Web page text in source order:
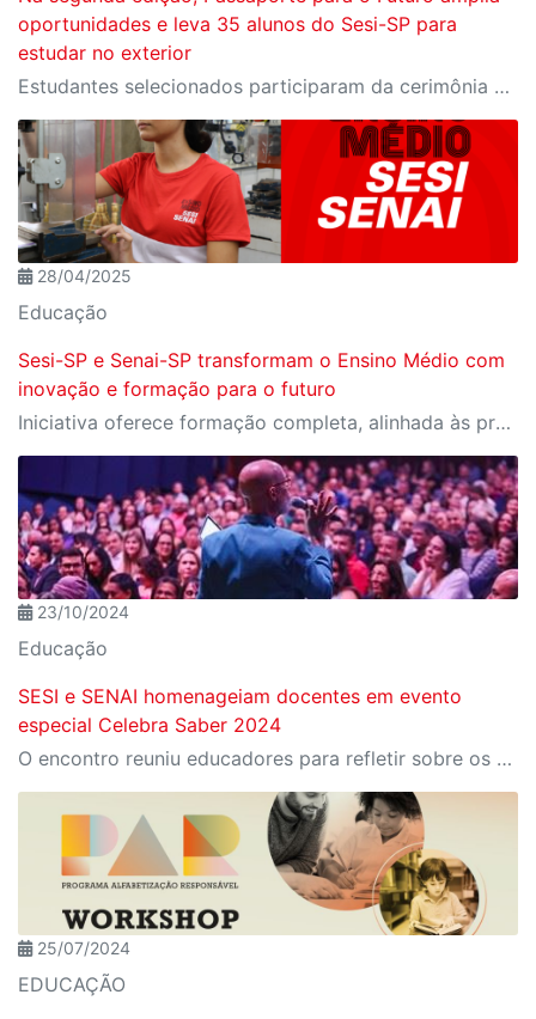
oportunidades e leva 35 alunos do Sesi-SP para
estudar no exterior
Estudantes selecionados participaram da cerimônia oficial de entrega do passaporte, realizada no Espaço Nobre da Fiesp, em São Paulo
28/04/2025
Educação
Sesi-SP e Senai-SP transformam o Ensino Médio com
inovação e formação para o futuro
Iniciativa oferece formação completa, alinhada às profissões do futuro e aos desafios da nova indústria.
23/10/2024
Educação
SESI e SENAI homenageiam docentes em evento
especial Celebra Saber 2024
O encontro reuniu educadores para refletir sobre os desafios e as transformações da educação em tempos de inovação tecnológica
25/07/2024
EDUCAÇÃO